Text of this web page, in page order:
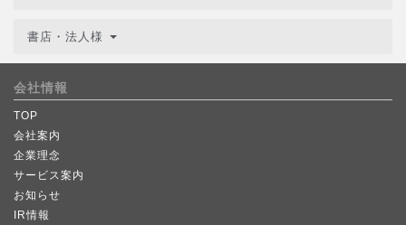
書店・法人様
会社情報
TOP
会社案内
企業理念
サービス案内
お知らせ
IR情報